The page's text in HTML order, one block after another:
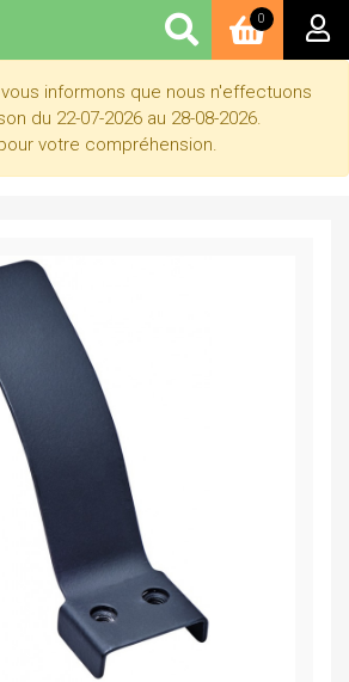
informons que nous n'effectuons
du 22-07-2026 au 28-08-2026.
votre compréhension.
0